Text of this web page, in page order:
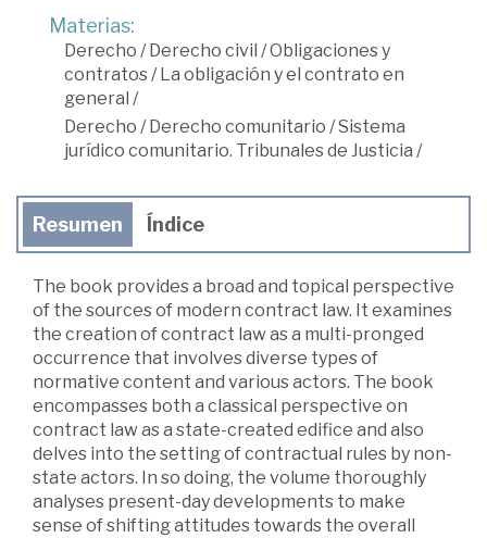
Materias:
Derecho / Derecho civil /Obligaciones y
contratos/ La obligación y el contrato en
general /
Derecho / Derecho comunitario /Sistema
jurídico comunitario. Tribunales de Justicia /
Resumen Índice
The book provides a broad and topical perspective
of the sources of modern contract law. It examines
the creation of contract law as a multi-pronged
occurrence that involves diverse types of
normative content and various actors. The book
encompasses both a classical perspective on
contract law as a state-created edifice and also
delves into the setting of contractual rules by non-
state actors. In so doing, the volume thoroughly
analyses present-day developments to make
sense of shifting attitudes towards the overall